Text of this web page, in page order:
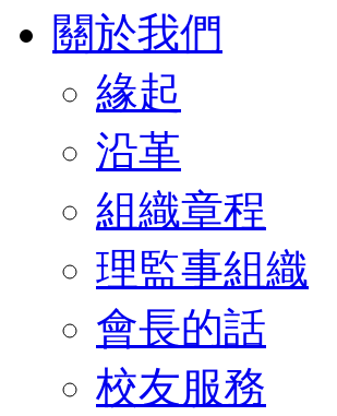
關於我們
緣起
沿革
組織章程
理監事組織
會長的話
校友服務